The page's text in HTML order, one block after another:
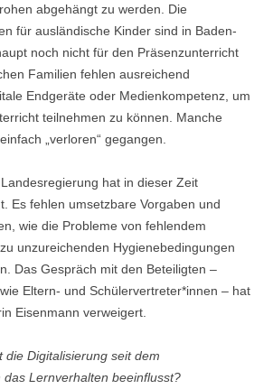
abgehängt zu werden. Die
für ausländische Kinder sind in Baden-
noch nicht für den Präsenzunterricht
Familien fehlen ausreichend
Endgeräte oder Medienkompetenz, um
teilnehmen zu können. Manche
„verloren“ gegangen.
hat in dieser Zeit
Es fehlen umsetzbare Vorgaben und
wie die Probleme von fehlendem
unzureichenden Hygienebedingungen
Das Gespräch mit den Beteiligten –
Eltern- und Schülervertreter*innen – hat
Eisenmann verweigert.
die Digitalisierung seit dem
Lernverhalten beeinflusst?